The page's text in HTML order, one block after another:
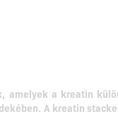
a kreatin
A kreatin